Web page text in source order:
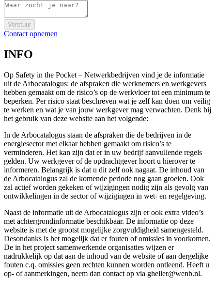
Verstuur
Contact opnemen
INFO
Op Safety in the Pocket – Netwerkbedrijven vind je de informatie
uit de Arbocatalogus: de afspraken die werknemers en werkgevers
hebben gemaakt om de risico’s op de werkvloer tot een minimum te
beperken. Per risico staat beschreven wat je zelf kan doen om veilig
te werken en wat je van jouw werkgever mag verwachten. Denk bij
het gebruik van deze website aan het volgende:
In de Arbocatalogus staan de afspraken die de bedrijven in de
energiesector met elkaar hebben gemaakt om risico’s te
verminderen. Het kan zijn dat er in uw bedrijf aanvullende regels
gelden. Uw werkgever of de opdrachtgever hoort u hierover te
informeren. Belangrijk is dat u dit zelf ook nagaat. De inhoud van
de Arbocatalogus zal de komende periode nog gaan groeien. Ook
zal actief worden gekeken of wijzigingen nodig zijn als gevolg van
ontwikkelingen in de sector of wijzigingen in wet- en regelgeving.
Naast de informatie uit de Arbocatalogus zijn er ook extra video’s
met achtergrondinformatie beschikbaar. De informatie op deze
website is met de grootst mogelijke zorgvuldigheid samengesteld.
Desondanks is het mogelijk dat er fouten of omissies in voorkomen.
De in het project samenwerkende organisaties wijzen er
nadrukkelijk op dat aan de inhoud van de website of aan dergelijke
fouten c.q. omissies geen rechten kunnen worden ontleend. Heeft u
op- of aanmerkingen, neem dan contact op via gheller@wenb.nl.